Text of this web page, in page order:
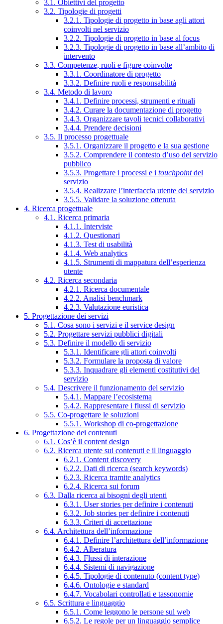
3.1. Obiettivi del progetto
3.2. Tipologie di progetti
3.2.1. Tipologie di progetto in base agli attori
coinvolti nel servizio
3.2.2. Tipologie di progetto in base al focus
3.2.3. Tipologie di progetto in base all’ambito di
intervento
3.3. Competenze, ruoli e figure coinvolte
3.3.1. Coordinatore di progetto
3.3.2. Definire ruoli e responsabilità
3.4. Metodo di lavoro
3.4.1. Definire processi, strumenti e rituali
3.4.2. Curare la documentazione di progetto
3.4.3. Organizzare tavoli tecnici collaborativi
3.4.4. Prendere decisioni
3.5. Il processo progettuale
3.5.1. Organizzare il progetto e la sua gestione
3.5.2. Comprendere il contesto d’uso del servizio
pubblico
3.5.3. Progettare i processi e i touchpointdel
servizio
3.5.4. Realizzare l’interfaccia utente del servizio
3.5.5. Validare la soluzione ottenuta
4. Ricerca progettuale
4.1. Ricerca primaria
4.1.1. Interviste
4.1.2. Questionari
4.1.3. Test di usabilità
4.1.4. Web analytics
4.1.5. Strumenti di mappatura dell’esperienza
utente
4.2. Ricerca secondaria
4.2.1. Ricerca documentale
4.2.2. Analisi benchmark
4.2.3. Valutazione euristica
5. Progettazione dei servizi
5.1. Cosa sono i servizi e il service design
5.2. Progettare servizi pubblici digitali
5.3. Definire il modello di servizio
5.3.1. Identificare gli attori coinvolti
5.3.2. Formulare la proposta di valore
5.3.3. Inquadrare gli elementi costitutivi del
servizio
5.4. Descrivere il funzionamento del servizio
5.4.1. Mappare l’ecosistema
5.4.2. Rappresentare i flussi di servizio
5.5. Co-progettare le soluzioni
5.5.1. Workshop di co-progettazione
6. Progettazione dei contenuti
6.1. Cos’è il content design
6.2. Ricerca utente sui contenuti e il linguaggio
6.2.1. Content discovery
6.2.2. Dati di ricerca (search keywords)
6.2.3. Ricerca tramite analytics
6.2.4. Ricerca sui forum
6.3. Dalla ricerca ai bisogni degli utenti
6.3.1. User stories per definire i contenuti
6.3.2. Job stories per definire i contenuti
6.3.3. Criteri di accettazione
6.4. Architettura dell’informazione
6.4.1. Definire l’architettura dell’informazione
6.4.2. Alberatura
6.4.3. Flussi di interazione
6.4.4. Sistemi di navigazione
6.4.5. Tipologie di contenuto (content type)
6.4.6. Ontologie e standard
6.4.7. Vocabolari controllati e tassonomie
6.5. Scrittura e linguaggio
6.5.1. Come leggono le persone sul web
6.5.2. Le regole per un linguaggio semplice